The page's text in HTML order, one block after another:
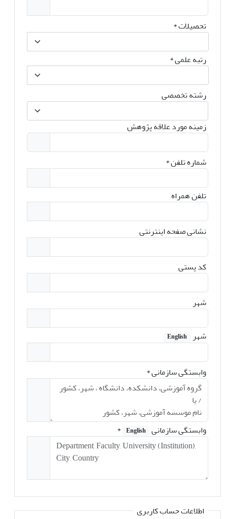
تحصیلات*
رتبه علمی*
رشته تخصصی
زمینه مورد علاقه پژوهش
شماره تلفن*
تلفن همراه
نشانی صفحه اینترنتی
کد پستی
شهر
شهر English
وابستگی سازمانی*
وابستگی سازمانی English
*
اطلاعات حساب کاربری